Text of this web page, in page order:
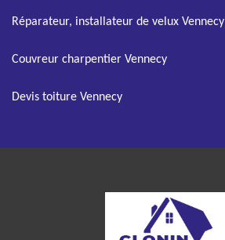
Réparateur, installateur de velux Vennecy
Couvreur charpentier Vennecy
Devis toiture Vennecy